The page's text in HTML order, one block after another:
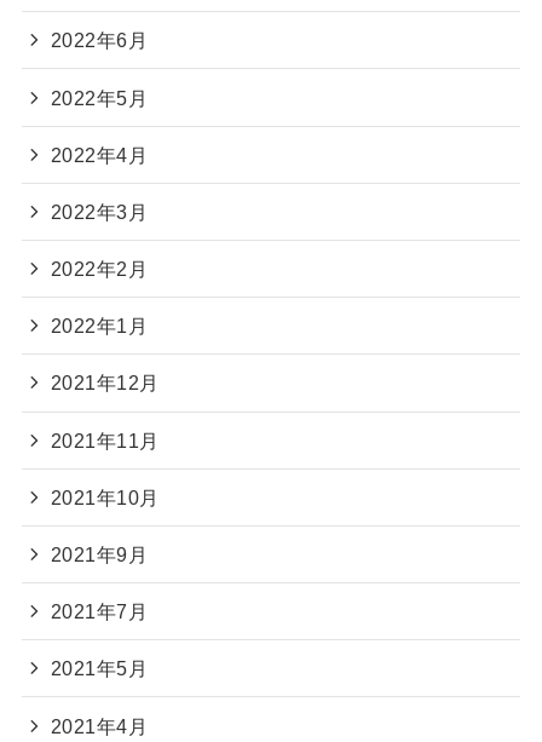
2022年6月
2022年5月
2022年4月
2022年3月
2022年2月
2022年1月
2021年12月
2021年11月
2021年10月
2021年9月
2021年7月
2021年5月
2021年4月